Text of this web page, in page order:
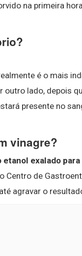
na primeira
é o mais
outro lado, depois
presente no
vinagre?
exalado
Centro de
agravar o